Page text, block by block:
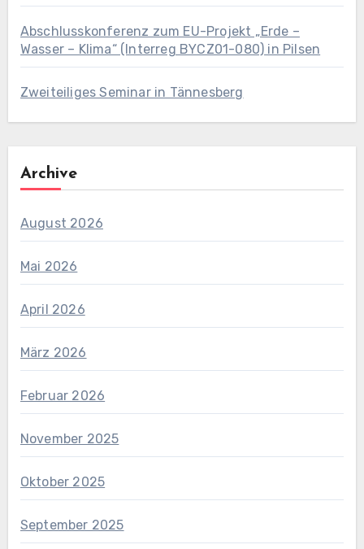
Abschlusskonferenz zum EU-Projekt „Erde –
Wasser – Klima“ (Interreg BYCZ01-080) in Pilsen
Zweiteiliges Seminar in Tännesberg
Archive
August 2026
Mai 2026
April 2026
März 2026
Februar 2026
November 2025
Oktober 2025
September 2025